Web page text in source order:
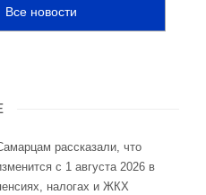
Все новости
рассказали, что
с 1 августа 2026 в
налогах и ЖКХ